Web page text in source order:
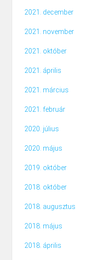
2021. december
2021. november
2021. október
2021. április
2021. március
2021. február
2020. július
2020. május
2019. október
2018. október
2018. augusztus
2018. május
2018. április